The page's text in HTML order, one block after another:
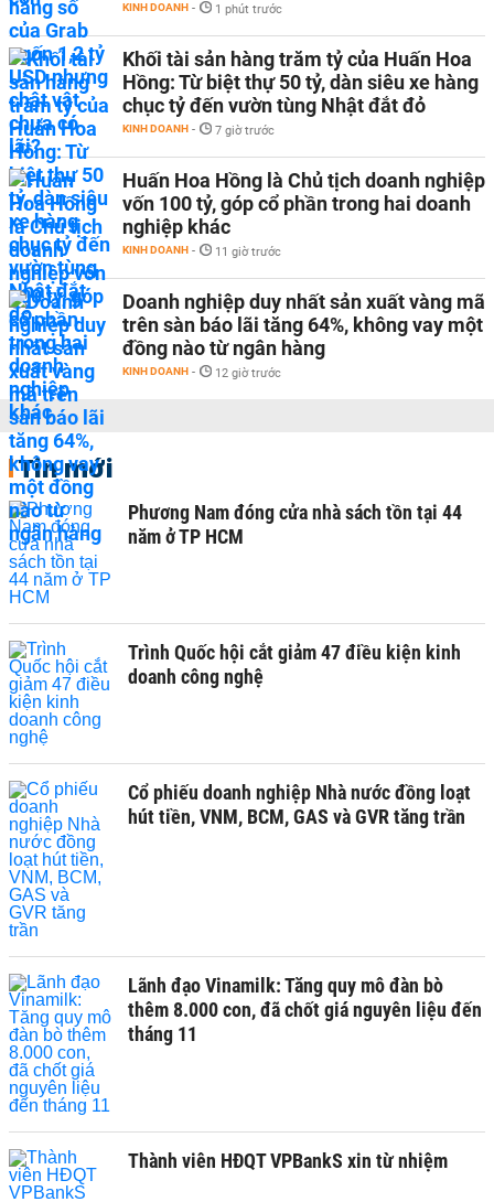
KINH DOANH - 1 phút trước
Khối tài sản hàng trăm tỷ của Huấn Hoa
Hồng: Từ biệt thự 50 tỷ, dàn siêu xe hàng
chục tỷ đến vườn tùng Nhật đắt đỏ
KINH DOANH - 7 giờ trước
Huấn Hoa Hồng là Chủ tịch doanh nghiệp
vốn 100 tỷ, góp cổ phần trong hai doanh
nghiệp khác
KINH DOANH - 11 giờ trước
Doanh nghiệp duy nhất sản xuất vàng mã
trên sàn báo lãi tăng 64%, không vay một
đồng nào từ ngân hàng
KINH DOANH - 12 giờ trước
Tin mới
Phương Nam đóng cửa nhà sách tồn tại 44
năm ở TP HCM
Trình Quốc hội cắt giảm 47 điều kiện kinh
doanh công nghệ
Cổ phiếu doanh nghiệp Nhà nước đồng loạt
hút tiền, VNM, BCM, GAS và GVR tăng trần
Lãnh đạo Vinamilk: Tăng quy mô đàn bò
thêm 8.000 con, đã chốt giá nguyên liệu đến
tháng 11
Thành viên HĐQT VPBankS xin từ nhiệm